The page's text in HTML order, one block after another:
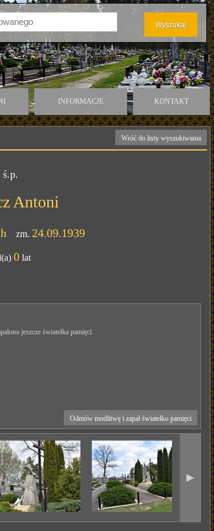
INFORMACJE KONTAKT
Wróć do listy wyszukiwania
ś.p.
Antoni
zm. 24.09.1939
0 lat
jeszcze światełka pamięci.
Odmów modlitwę i zapal światełko pamięci
►